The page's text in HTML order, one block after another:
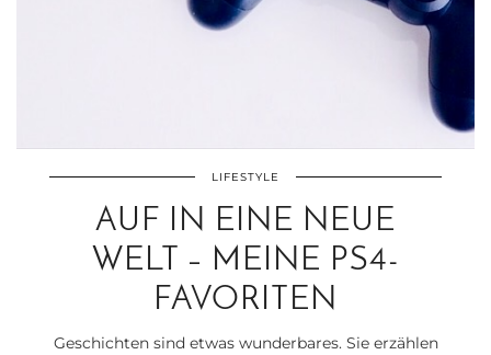
LIFESTYLE
AUF IN EINE NEUE
WELT – MEINE PS4-
FAVORITEN
Geschichten sind etwas wunderbares. Sie erzählen